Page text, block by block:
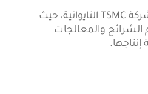
ولآبل شراكة وثيقة مع شركة TSMC التايوانية، حيث
والمعالجات
إنتاجها.